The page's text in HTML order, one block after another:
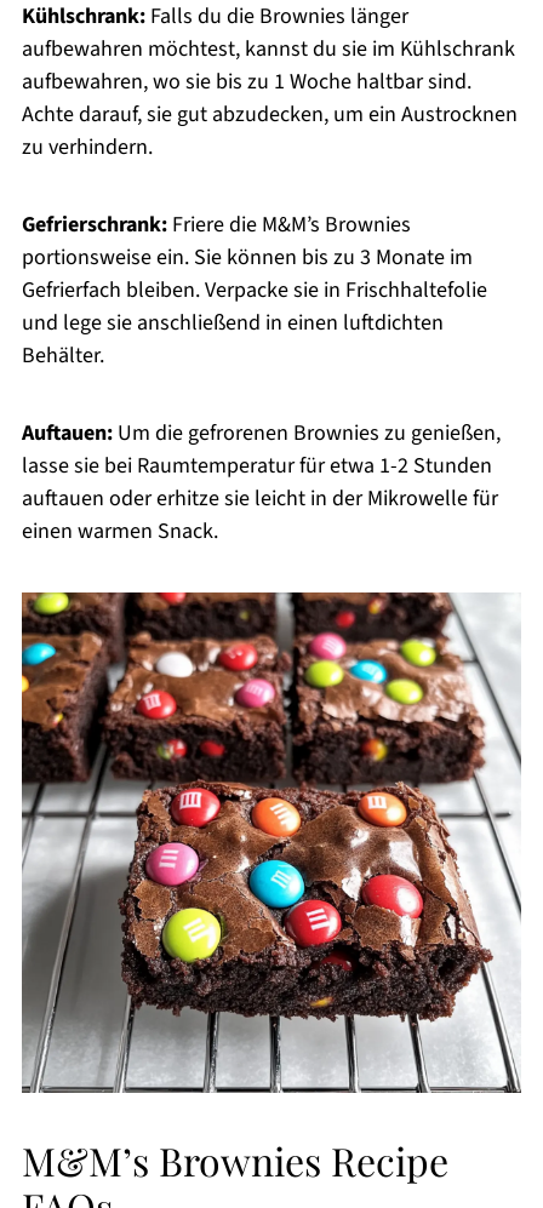
Kühlschrank:Falls du die Brownies länger
aufbewahren möchtest, kannst du sie im Kühlschrank
aufbewahren, wo sie bis zu 1 Woche haltbar sind.
Achte darauf, sie gut abzudecken, um ein Austrocknen
zu verhindern.
Gefrierschrank:Friere die M&M’s Brownies
portionsweise ein. Sie können bis zu 3 Monate im
Gefrierfach bleiben. Verpacke sie in Frischhaltefolie
und lege sie anschließend in einen luftdichten
Behälter.
Auftauen:Um die gefrorenen Brownies zu genießen,
lasse sie bei Raumtemperatur für etwa 1-2 Stunden
auftauen oder erhitze sie leicht in der Mikrowelle für
einen warmen Snack.
M&M’s Brownies Recipe